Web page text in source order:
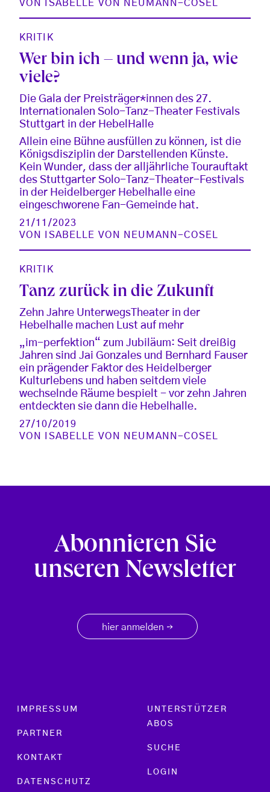
VON
ISABELLE VON NEUMANN-COSEL
KRITIK
Wer bin ich – und wenn ja, wie
viele?
Die Gala der Preisträger*innen des 27.
Internationalen Solo-Tanz-Theater Festivals
Stuttgart in der HebelHalle
Allein eine Bühne ausfüllen zu können, ist die
Königsdisziplin der Darstellenden Künste.
Kein Wunder, dass der alljährliche Tourauftakt
des Stuttgarter Solo-Tanz-Theater-Festivals
in der Heidelberger Hebelhalle eine
eingeschworene Fan-Gemeinde hat.
21/11/2023
VON
ISABELLE VON NEUMANN-COSEL
KRITIK
Tanz zurück in die Zukunft
Zehn Jahre UnterwegsTheater in der
Hebelhalle machen Lust auf mehr
„im-perfektion“ zum Jubiläum: Seit dreißig
Jahren sind Jai Gonzales und Bernhard Fauser
ein prägender Faktor des Heidelberger
Kulturlebens und haben seitdem viele
wechselnde Räume bespielt - vor zehn Jahren
entdeckten sie dann die Hebelhalle.
27/10/2019
VON
ISABELLE VON NEUMANN-COSEL
Abonnieren Sie
unseren Newsletter
hier anmelden →
Footer menu
IMPRESSUM
PARTNER
KONTAKT
DATENSCHUTZ
UNTERSTÜTZER
ABOS
SUCHE
LOGIN